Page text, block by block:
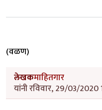
(वळण)
लेखकमाहितगार
यांनी रविवार, 29/03/